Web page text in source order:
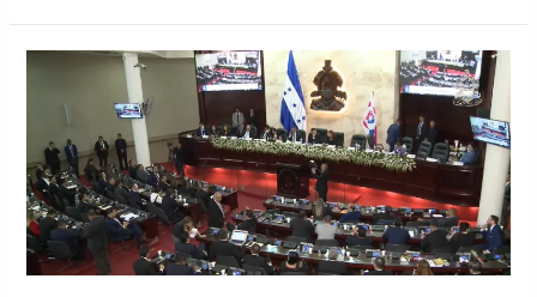
Congreso
legislatura
2026-
2030
con
debate
plural